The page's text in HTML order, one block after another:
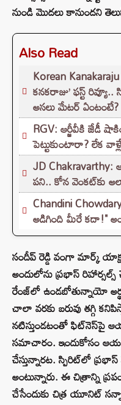
నుండి మొదలు కానుందని
Also Read
Korean
కనకరాజు’ ఫస్ట్
అసలు మేటర్ ఏంటంటే?
RGV: ఆర్జీవీకి జేడీ
పెట్టుకుంటారా? లేక
JD
పని.. కోన వెంకట్‌కు
Chandini
అడిగింది మీరే కదా!"
సందీప్ రెడ్డి వంగా మార్క్
అందులోను ప్రభాస్ రిహార్సల్స్‌
రేంజ్‌లో ఉండబోతున్నాయో
చాలా వరకు బరువు తగ్గి
నటిస్తుండటంతో ఫిట్‌నెస్‌పై
సమాచారం. ఇందుకోసం
చేస్తున్నారట. స్పిరిట్‌లో
అంటున్నారు. ఈ చిత్రాన్ని
చేసేందుకు చిత్ర యూనిట్